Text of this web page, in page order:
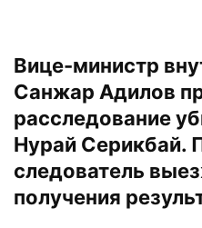
Вице-министр
Санжар Адилов
расследование
Нурай Серикбай.
следователь
получения